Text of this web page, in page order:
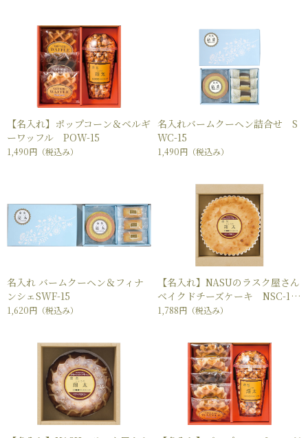
【名入れ】ポップコーン＆ベルギ
ーワッフル POW-15
1,490円 （税込み）
名入れバームクーヘン詰合せ S
WC-15
1,490円 （税込み）
名入れ バームクーヘン＆フィナ
ンシェSWF-15
1,620円 （税込み）
【名入れ】NASUのラスク屋さん
ベイクドチーズケーキ NSC-18
1,788円 （税込み）